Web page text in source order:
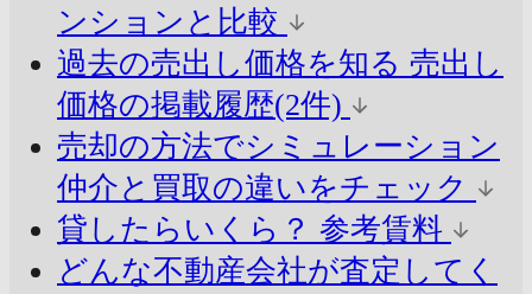
ンションと比較
過去の売出し価格を知る 売出し
価格の掲載履歴(2件)
売却の方法でシミュレーション
仲介と買取の違いをチェック
貸したらいくら？ 参考賃料
どんな不動産会社が査定してく